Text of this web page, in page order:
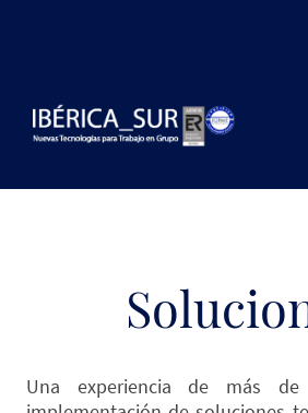
Una experiencia de más